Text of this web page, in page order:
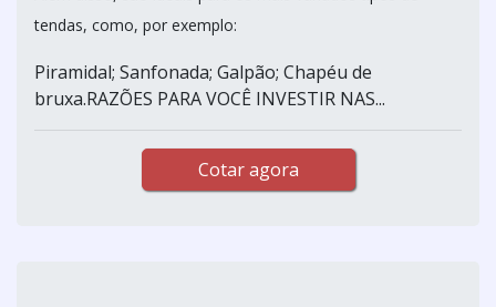
tendas, como, por exemplo:
Piramidal; Sanfonada; Galpão; Chapéu de
bruxa.RAZÕES PARA VOCÊ INVESTIR NAS...
Cotar agora